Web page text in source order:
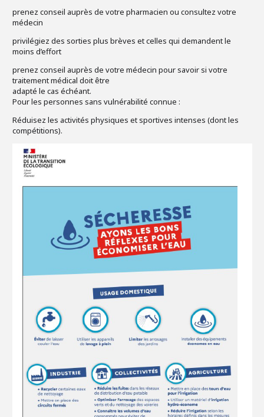
prenez conseil auprès de votre pharmacien ou consultez votre
médecin
privilégiez des sorties plus brèves et celles qui demandent le
moins d’effort
prenez conseil auprès de votre médecin pour savoir si votre
traitement médical doit être
adapté le cas échéant.
Pour les personnes sans vulnérabilité connue :
Réduisez les activités physiques et sportives intenses (dont les
compétitions).